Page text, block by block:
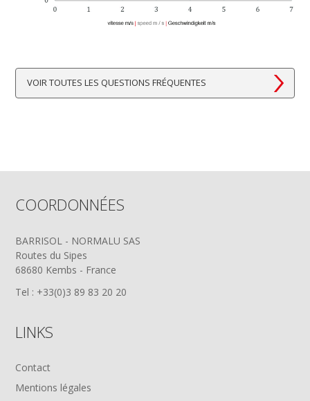
VOIR TOUTES LES QUESTIONS FRÉQUENTES
COORDONNÉES
BARRISOL - NORMALU SAS
Routes du Sipes
68680 Kembs - France
Tel : +33(0)3 89 83 20 20
LINKS
Contact
Mentions légales